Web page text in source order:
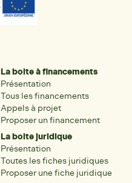
La boite à financements
Présentation
Tous les financements
Appels à projet
Proposer un financement
La boite juridique
Présentation
Toutes les fiches juridiques
Proposer une fiche juridique